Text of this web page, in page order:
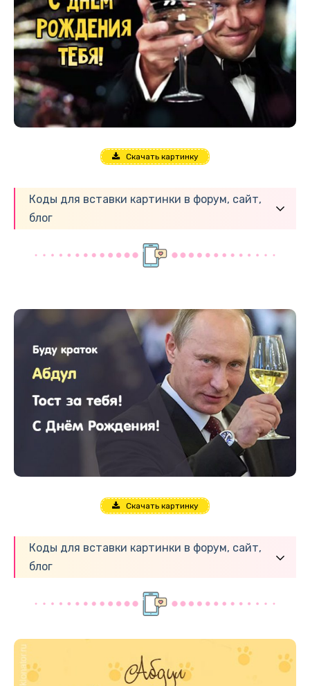
Скачать картинку
Коды для вставки картинки в форум, сайт,
блог
Скачать картинку
Коды для вставки картинки в форум, сайт,
блог